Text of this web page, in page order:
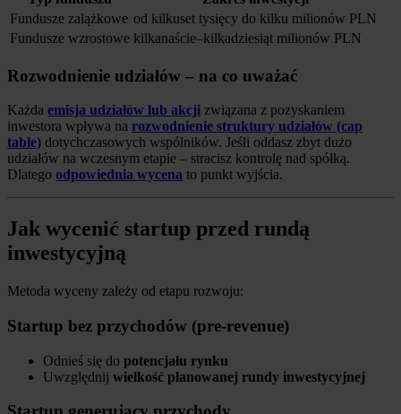
Fundusze zalążkowe od kilkuset tysięcy do kilku milionów PLN
Fundusze wzrostowe kilkanaście–kilkadziesiąt milionów PLN
Rozwodnienie udziałów – na co uważać
Każda emisja udziałów lub akcji związana z pozyskaniem
inwestora wpływa na rozwodnienie struktury udziałów (cap
table) dotychczasowych wspólników. Jeśli oddasz zbyt dużo
udziałów na wczesnym etapie – stracisz kontrolę nad spółką.
Dlatego odpowiednia wycena to punkt wyjścia.
Jak wycenić startup przed rundą
inwestycyjną
Metoda wyceny zależy od etapu rozwoju:
Startup bez przychodów (pre-revenue)
Odnieś się do potencjału rynku
Uwzględnij wielkość planowanej rundy inwestycyjnej